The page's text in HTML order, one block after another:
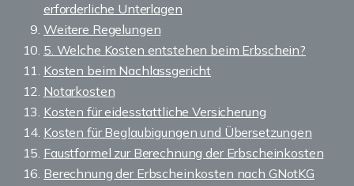
erforderliche Unterlagen
Weitere Regelungen
5. Welche Kosten entstehen beim Erbschein?
Kosten beim Nachlassgericht
Notarkosten
Kosten für eidesstattliche Versicherung
Kosten für Beglaubigungen und Übersetzungen
Faustformel zur Berechnung der Erbscheinkosten
Berechnung der Erbscheinkosten nach GNotKG